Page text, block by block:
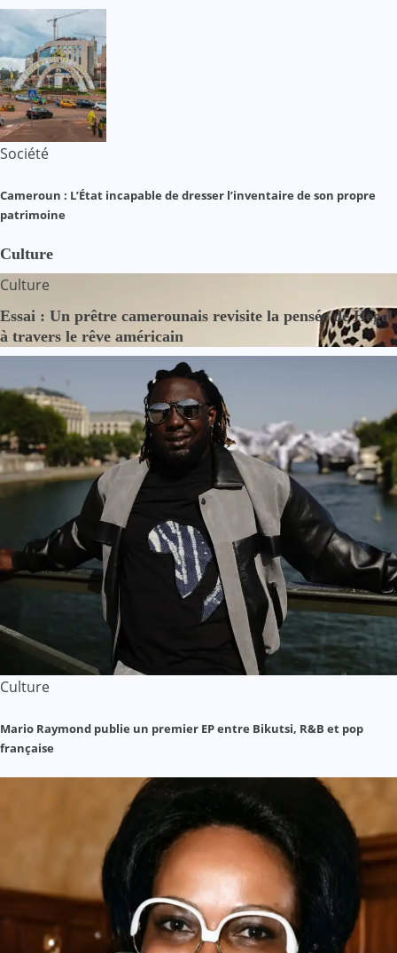
Société
Cameroun : L’État incapable de dresser l’inventaire de son propre
patrimoine
Culture
Culture
Essai : Un prêtre camerounais revisite la pensée de Hegel
à travers le rêve américain
Culture
Mario Raymond publie un premier EP entre Bikutsi, R&B et pop
française